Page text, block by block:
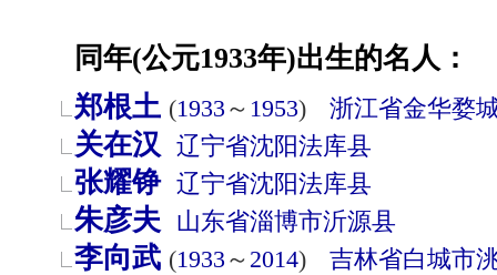
同年(公元1933年)出生的名人：
郑根土 (1933 ～ 1953) 浙江省金华婺
关在汉 辽宁省沈阳法库县
张耀铮 辽宁省沈阳法库县
朱彦夫 山东省淄博市沂源县
李向武 (1933 ～ 2014) 吉林省白城市